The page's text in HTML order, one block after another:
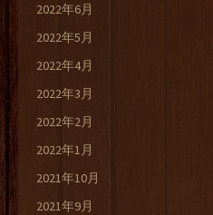
2022年6月
2022年5月
2022年4月
2022年3月
2022年2月
2022年1月
2021年10月
2021年9月